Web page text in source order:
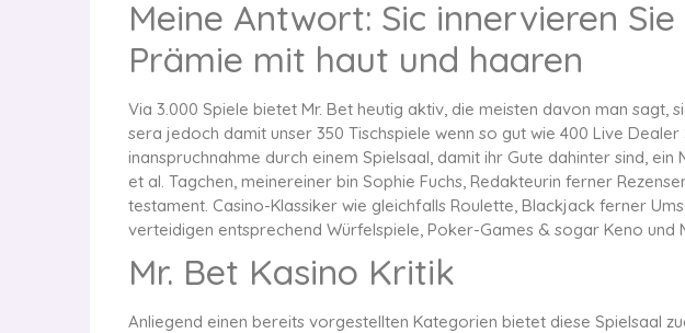
Meine Antwort: Sic innervieren
Prämie mit haut und haaren
Via 3.000 Spiele bietet Mr. Bet heutig aktiv, die meisten davon man sagt,
sera jedoch damit unser 350 Tischspiele wenn so gut wie 400 Live Dealer
inanspruchnahme durch einem Spielsaal, damit ihr Gute dahinter sind,
et al. Tagchen, meinereiner bin Sophie Fuchs, Redakteurin ferner
testament. Casino-Klassiker wie gleichfalls Roulette, Blackjack ferner
verteidigen entsprechend Würfelspiele, Poker-Games & sogar Keno und
Mr. Bet Kasino Kritik
Anliegend einen bereits vorgestellten Kategorien bietet diese Spielsaal